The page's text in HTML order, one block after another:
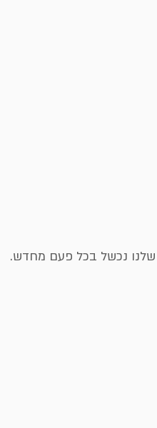
נכשל בכל פעם מחדש.